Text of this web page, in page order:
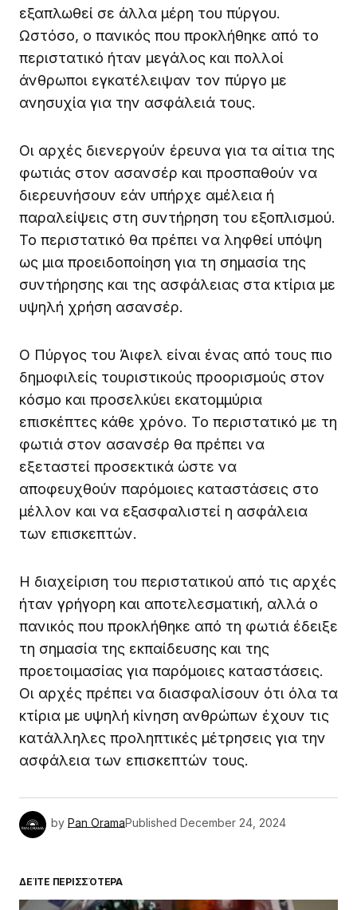
εξαπλωθεί σε άλλα μέρη του πύργου.
Ωστόσο, ο πανικός που προκλήθηκε από το
περιστατικό ήταν μεγάλος και πολλοί
άνθρωποι εγκατέλειψαν τον πύργο με
ανησυχία για την ασφάλειά τους.
Οι αρχές διενεργούν έρευνα για τα αίτια της
φωτιάς στον ασανσέρ και προσπαθούν να
διερευνήσουν εάν υπήρχε αμέλεια ή
παραλείψεις στη συντήρηση του εξοπλισμού.
Το περιστατικό θα πρέπει να ληφθεί υπόψη
ως μια προειδοποίηση για τη σημασία της
συντήρησης και της ασφάλειας στα κτίρια με
υψηλή χρήση ασανσέρ.
Ο Πύργος του Άιφελ είναι ένας από τους πιο
δημοφιλείς τουριστικούς προορισμούς στον
κόσμο και προσελκύει εκατομμύρια
επισκέπτες κάθε χρόνο. Το περιστατικό με τη
φωτιά στον ασανσέρ θα πρέπει να
εξεταστεί προσεκτικά ώστε να
αποφευχθούν παρόμοιες καταστάσεις στο
μέλλον και να εξασφαλιστεί η ασφάλεια
των επισκεπτών.
Η διαχείριση του περιστατικού από τις αρχές
ήταν γρήγορη και αποτελεσματική, αλλά ο
πανικός που προκλήθηκε από τη φωτιά έδειξε
τη σημασία της εκπαίδευσης και της
προετοιμασίας για παρόμοιες καταστάσεις.
Οι αρχές πρέπει να διασφαλίσουν ότι όλα τα
κτίρια με υψηλή κίνηση ανθρώπων έχουν τις
κατάλληλες προληπτικές μέτρησεις για την
ασφάλεια των επισκεπτών τους.
by Pan OramaPublished December 24, 2024
ΔΕΊΤΕ ΠΕΡΙΣΣΌΤΕΡΑ